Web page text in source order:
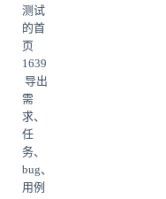
测试
的首
页
1639
导出
需
求、
任
务、
bug、
用例